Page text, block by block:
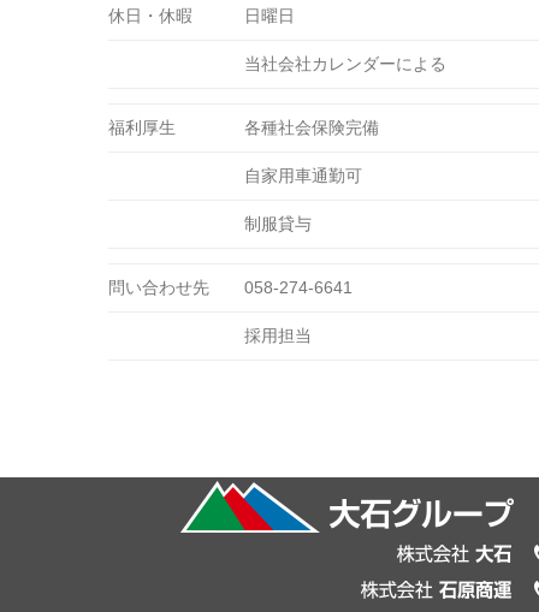
休日・休暇 日曜日
当社会社カレンダーによる
福利厚生 各種社会保険完備
自家用車通勤可
制服貸与
問い合わせ先 058-274-6641
採用担当